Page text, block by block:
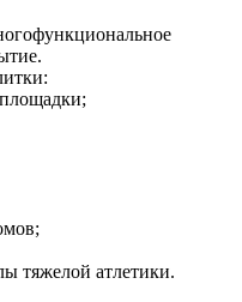
тяжелой атлетики.